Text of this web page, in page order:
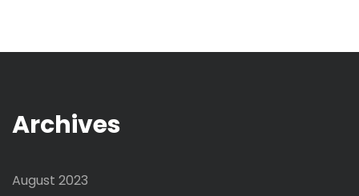
Archives
August 2023